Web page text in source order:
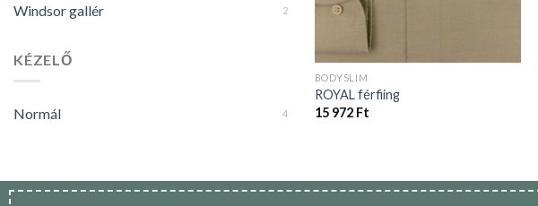
Windsor gallér 2
KÉZELŐ
Normál 4
BODYSLIM
ROYAL férfiing
15 972 Ft